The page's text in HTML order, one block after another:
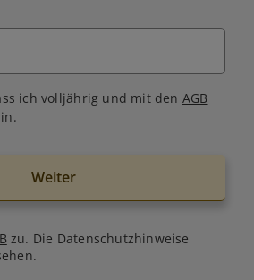
ich volljährig und mit den AGB
Weiter
zu. Die Datenschutzhinweise